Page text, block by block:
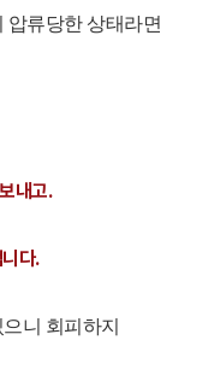
압류당한 상태라면
내고.
다.
니 회피하지